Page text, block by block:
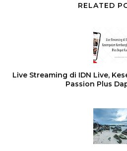
RELATED
Live Streaming di IDN Live,
Passion Plus